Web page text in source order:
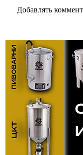
Добавлять